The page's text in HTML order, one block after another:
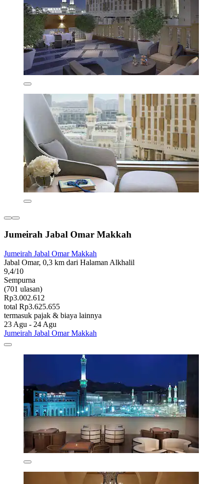
Jumeirah Jabal Omar Makkah
Jumeirah Jabal Omar Makkah
Jabal Omar, 0,3 km dari Halaman Alkhalil
9,4/10
Sempurna
(701 ulasan)
Rp3.002.612
total Rp3.625.655
termasuk pajak & biaya lainnya
23 Agu - 24 Agu
Jumeirah Jabal Omar Makkah